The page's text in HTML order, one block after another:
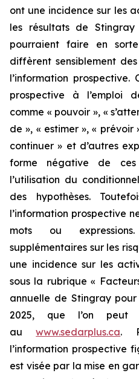
ont une incidence sur les
les résultats de
pourraient faire en
diffèrent sensiblement
l’information prospective.
prospective à l’emploi
comme « pouvoir », «
de », « estimer », « prévoir
continuer » et d’autres
forme négative de ces
l’utilisation du
des hypothèses.
l’information prospective
mots ou
supplémentaires sur les
une incidence sur les
sous la rubrique «
annuelle de Stingray pour
2025, que l’on peut
auwww.sedarplus.ca.
l’information prospective
est visée par la mise en